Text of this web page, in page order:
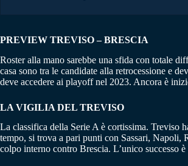
PREVIEW TREVISO – BRESCIA
Roster alla mano sarebbe una sfida con totale
casa sono tra le candidate alla retrocessione e
deve accedere ai playoff nel 2023. Ancora è
LA VIGILIA DEL TREVISO
La classifica della Serie A è cortissima. Treviso
tempo, si trova a pari punti con Sassari, Napoli,
colpo interno contro Brescia. L’unico successo